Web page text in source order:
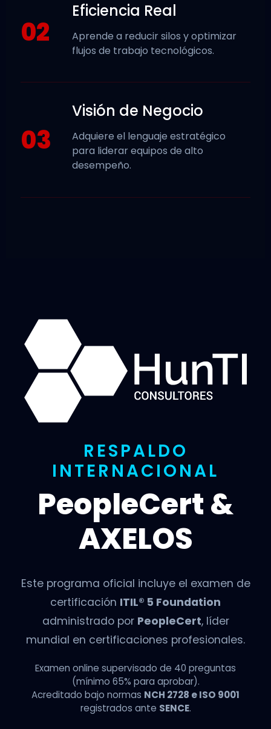
02
Eficiencia Real
Aprende a reducir silos y optimizar
flujos de trabajo tecnológicos.
03
Visión de Negocio
Adquiere el lenguaje estratégico
para liderar equipos de alto
desempeño.
RESPALDO
INTERNACIONAL
PeopleCert &
AXELOS
Este programa oficial incluye el examen de
certificación ITIL® 5 Foundation
administrado por PeopleCert, líder
mundial en certificaciones profesionales.
Examen online supervisado de 40 preguntas
(mínimo 65% para aprobar).
Acreditado bajo normas NCH 2728 e ISO 9001
registrados ante SENCE.